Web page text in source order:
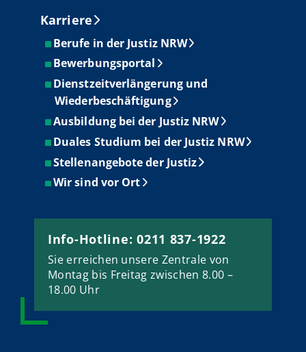
Karriere
Berufe in der Justiz NRW
Bewerbungsportal
Dienstzeitverlängerung und
Wiederbeschäftigung
Ausbildung bei der Justiz NRW
Duales Studium bei der Justiz NRW
Stellenangebote der Justiz
Wir sind vor Ort
Info-Hotline: 0211 837-1922
Sie erreichen unsere Zentrale von
Montag bis Freitag zwischen 8.00 –
18.00 Uhr